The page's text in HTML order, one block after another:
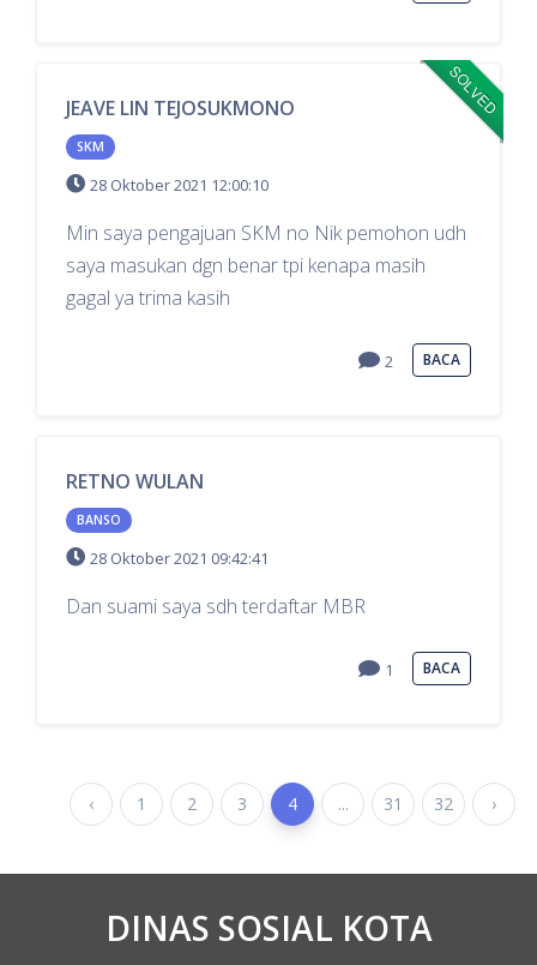
SOLVED
JEAVE LIN TEJOSUKMONO
SKM
28 Oktober 2021 12:00:10
Min saya pengajuan SKM no Nik pemohon udh
saya masukan dgn benar tpi kenapa masih
gagal ya trima kasih
2 BACA
RETNO WULAN
BANSO
28 Oktober 2021 09:42:41
Dan suami saya sdh terdaftar MBR
1 BACA
‹ 1 2 3 4 ... 31 32 ›
DINAS SOSIAL KOTA